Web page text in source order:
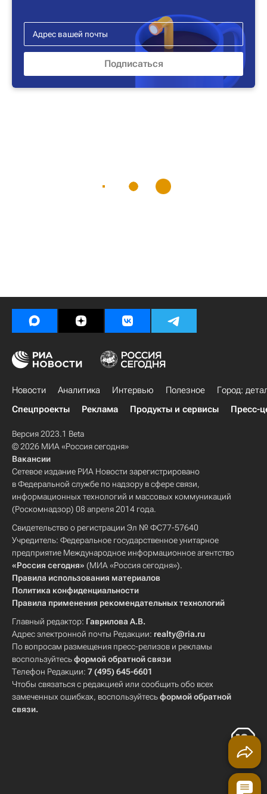
Новости Аналитика Интервью Полезное
Город:
Спецпроекты
Реклама Продукты и сервисы Пресс-
Версия 2023.1 Beta
© 2026 МИА «Россия сегодня»
Вакансии
Сетевое издание РИА Новости зарегистрировано
в Федеральной службе по надзору в сфере связи,
информационных технологий и массовых коммуникаций
(Роскомнадзор) 08 апреля 2014 года.
Свидетельство о регистрации Эл № ФС77-57640
Учредитель: Федеральное государственное унитарное
предприятие Международное информационное агентство
«Россия сегодня» (МИА «Россия сегодня»).
Правила использования материалов
Политика конфиденциальности
Правила применения рекомендательных технологий
Главный редактор: Гаврилова А.В.
Адрес электронной почты Редакции: realty@ria.ru
По вопросам размещения пресс-релизов и рекламы
воспользуйтесьформой обратной связи
Телефон Редакции: 7 (495) 645-6601
Чтобы связаться с редакцией или сообщить обо всех
замеченных ошибках, воспользуйтесьформой обратной
связи.